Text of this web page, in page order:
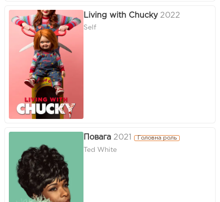
Living with Chucky 2022
Self
Повага 2021 Головна роль
Ted White